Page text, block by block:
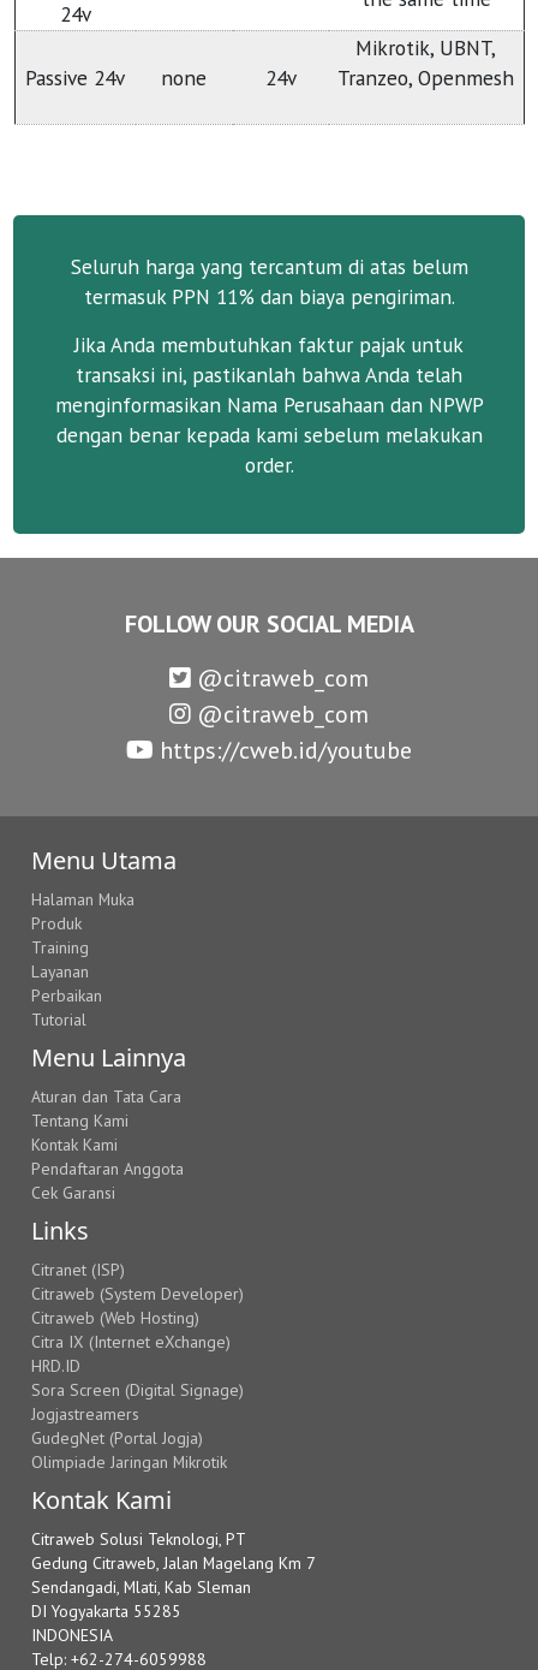
24v
Passive 24v none 24v
Mikrotik, UBNT,
Tranzeo, Openmesh
Seluruh harga yang tercantum di atas belum
termasuk PPN 11% dan biaya pengiriman.
Jika Anda membutuhkan faktur pajak untuk
transaksi ini, pastikanlah bahwa Anda telah
menginformasikan Nama Perusahaan dan NPWP
dengan benar kepada kami sebelum melakukan
order.
FOLLOW OUR SOCIAL MEDIA
@citraweb_com
@citraweb_com
https://cweb.id/youtube
Menu Utama
Halaman Muka
Produk
Training
Layanan
Perbaikan
Tutorial
Menu Lainnya
Aturan dan Tata Cara
Tentang Kami
Kontak Kami
Pendaftaran Anggota
Cek Garansi
Links
Citranet (ISP)
Citraweb (System Developer)
Citraweb (Web Hosting)
Citra IX (Internet eXchange)
HRD.ID
Sora Screen (Digital Signage)
Jogjastreamers
GudegNet (Portal Jogja)
Olimpiade Jaringan Mikrotik
Kontak Kami
Citraweb Solusi Teknologi, PT
Gedung Citraweb, Jalan Magelang Km 7
Sendangadi, Mlati, Kab Sleman
DI Yogyakarta 55285
INDONESIA
Telp: +62-274-6059988